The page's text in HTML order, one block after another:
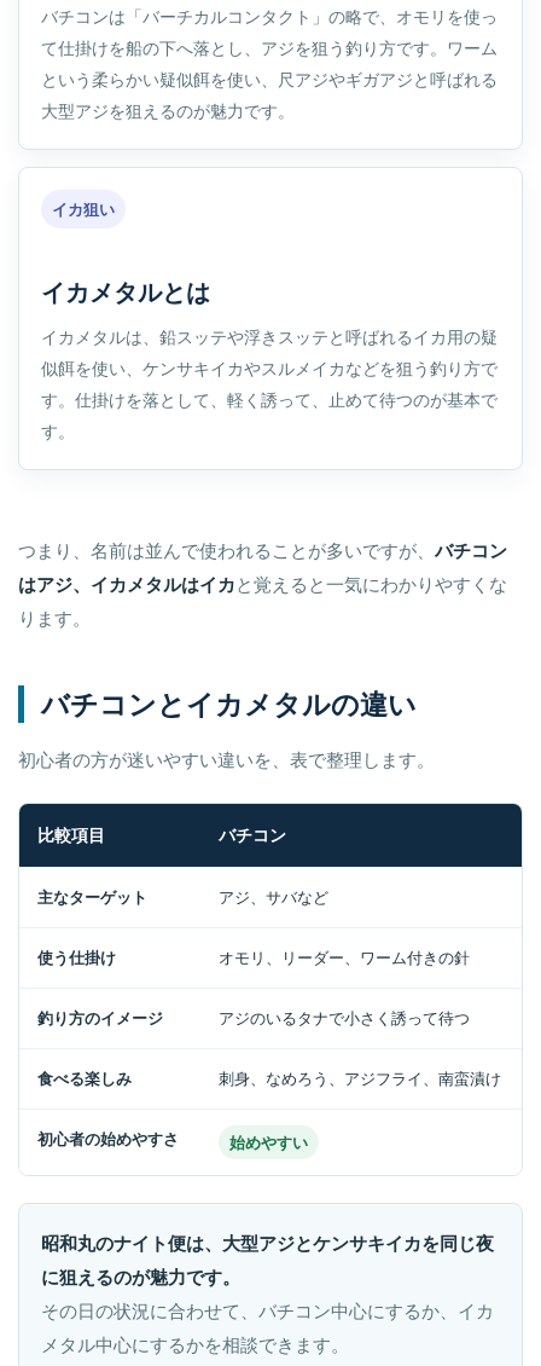
バチコンは「バーチカルコンタクト」の略で、オモリを使っ
て仕掛けを船の下へ落とし、アジを狙う釣り方です。ワーム
という柔らかい疑似餌を使い、尺アジやギガアジと呼ばれる
大型アジを狙えるのが魅力です。
イカ狙い
イカメタルとは
イカメタルは、鉛スッテや浮きスッテと呼ばれるイカ用の疑
似餌を使い、ケンサキイカやスルメイカなどを狙う釣り方で
す。仕掛けを落として、軽く誘って、止めて待つのが基本で
す。
つまり、名前は並んで使われることが多いですが、バチコン
はアジ、イカメタルはイカと覚えると一気にわかりやすくな
ります。
バチコンとイカメタルの違い
初心者の方が迷いやすい違いを、表で整理します。
比較項目 バチコン
主なターゲット アジ、サバなど
使う仕掛け オモリ、リーダー、ワーム付きの針
釣り方のイメージ アジのいるタナで小さく誘って待つ
食べる楽しみ 刺身、なめろう、アジフライ、南蛮漬け
初心者の始めやすさ 始めやすい
昭和丸のナイト便は、大型アジとケンサキイカを同じ夜
に狙えるのが魅力です。
その日の状況に合わせて、バチコン中心にするか、イカ
メタル中心にするかを相談できます。